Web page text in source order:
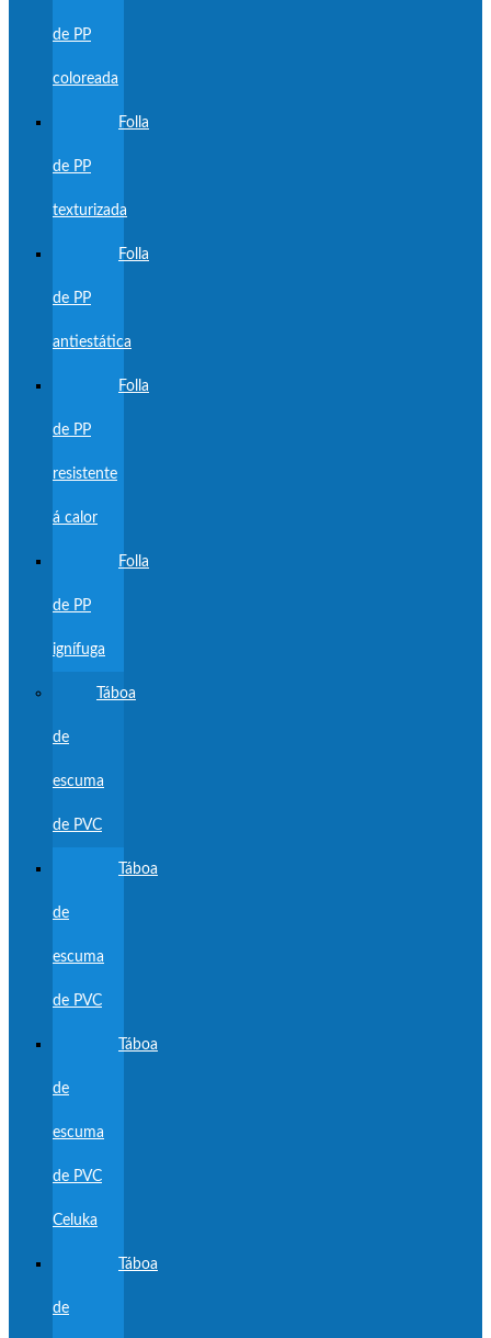
de PP
coloreada
Folla
de PP
texturizada
Folla
de PP
antiestática
Folla
de PP
resistente
á calor
Folla
de PP
ignífuga
Táboa
de
escuma
de PVC
Táboa
de
escuma
de PVC
Táboa
de
escuma
de PVC
Celuka
Táboa
de